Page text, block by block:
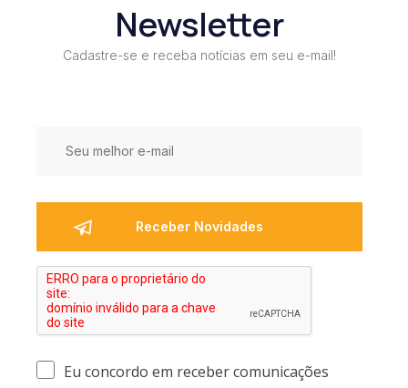
Newsletter
Cadastre-se e receba notícias em seu e-mail!
Eu concordo em receber comunicações